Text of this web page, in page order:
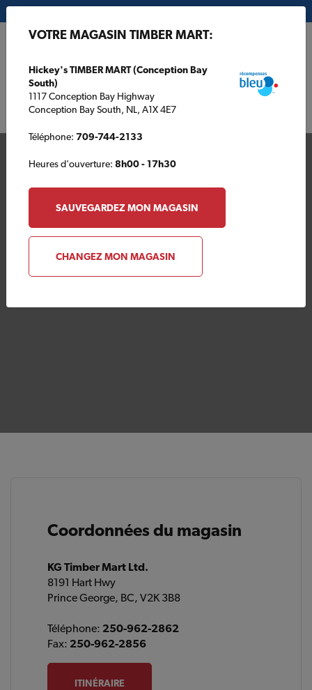
Votre magasin TIMBER
Coordonnées du magasin
KG Timber Mart Ltd.
8191 Hart Hwy
Prince George, BC, V2K 3B8
Téléphone: 250-962-2862
Fax: 250-962-2856
ITINÉRAIRE
VOTRE MAGASIN TIMBER MART:
Hickey's TIMBER MART (Conception Bay
South)
1117 Conception Bay Highway
Conception Bay South, NL, A1X 4E7
Téléphone: 709-744-2133
Heures d'ouverture: 8h00 - 17h30
SAUVEGARDEZ MON MAGASIN
CHANGEZ MON MAGASIN